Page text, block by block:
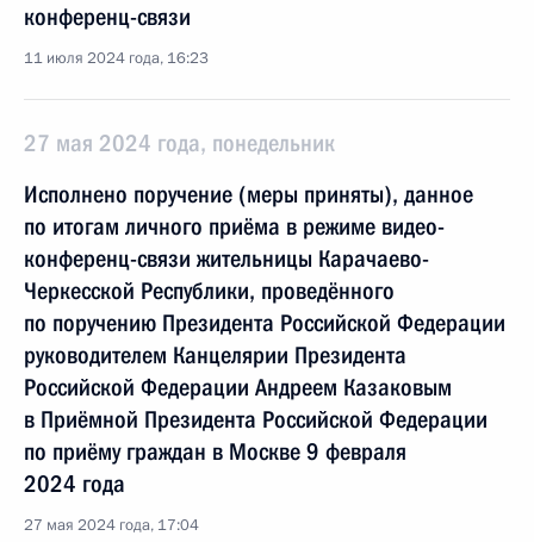
конференц-связи
11 июля 2024 года, 16:23
27 мая 2024 года, понедельник
Исполнено поручение (меры приняты), данное
по итогам личного приёма в режиме видео-
конференц-связи жительницы Карачаево-
Черкесской Республики, проведённого
по поручению Президента Российской Федерации
руководителем Канцелярии Президента
Российской Федерации Андреем Казаковым
в Приёмной Президента Российской Федерации
по приёму граждан в Москве 9 февраля
2024 года
27 мая 2024 года, 17:04